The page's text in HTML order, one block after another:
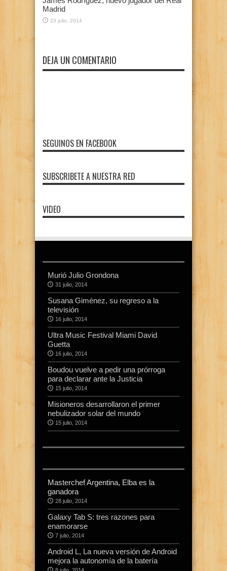
Madrid
23 julio, 2014
DEJA UN COMENTARIO
SEGUINOS EN FACEBOOK
SUBSCRIBETE A NUESTRA RED
VIDEO
Murió Julio Grondona
31 julio, 2014
Susana Giménez, su regreso a la
televisión
16 julio, 2014
Ultra Music Festival Miami David
Guetta
16 julio, 2014
Boudou vuelve a pedir una prórroga
para declarar ante la Justicia
15 julio, 2014
Misioneros desarrollaron el primer
nebulizador solar del mundo
15 julio, 2014
Masterchef Argentina, Elba es la
ganadora
28 julio, 2014
Galaxy Tab S: tres razones para
enamorarse
7 julio, 2014
Android L, La nueva versión de Android
mejora la autonomía de la batería